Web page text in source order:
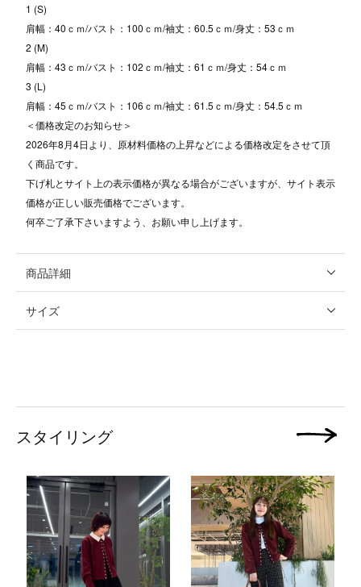
1 (S)
肩幅：40ｃｍ/バスト：100ｃｍ/袖丈：60.5ｃｍ/身丈：53ｃｍ
2 (M)
肩幅：43ｃｍ/バスト：102ｃｍ/袖丈：61ｃｍ/身丈：54ｃｍ
3 (L)
肩幅：45ｃｍ/バスト：106ｃｍ/袖丈：61.5ｃｍ/身丈：54.5ｃｍ
＜価格改定のお知らせ＞
2026年8月4日より、原材料価格の上昇などによる価格改定をさせて頂
く商品です。
下げ札とサイト上の表示価格が異なる場合がございますが、サイト表示
価格が正しい販売価格でございます。
何卒ご了承下さいますよう、お願い申し上げます。
商品詳細
サイズ
スタイリング 次の画像